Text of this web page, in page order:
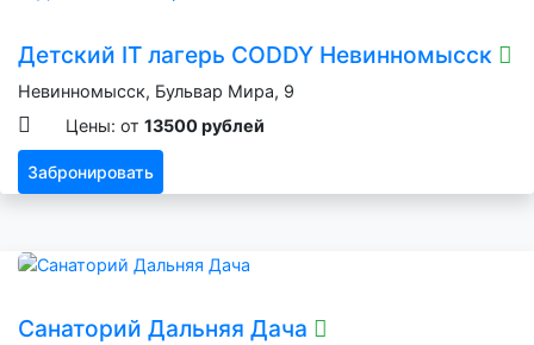
Детский IT лагерь CODDY Невинномысск
Невинномысск, Бульвар Мира, 9
Цены: от 13500 рублей
Забронировать
Санаторий Дальняя Дача